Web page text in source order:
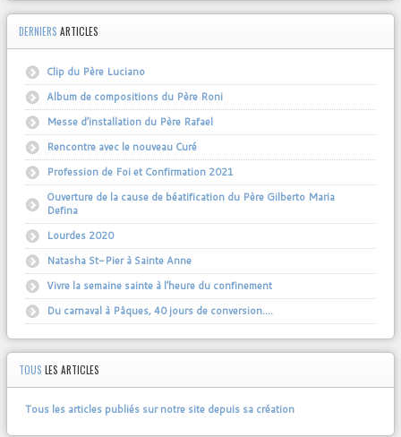
DERNIERS ARTICLES
Clip du Père Luciano
Album de compositions du Père Roni
Messe d’installation du Père Rafael
Rencontre avec le nouveau Curé
Profession de Foi et Confirmation 2021
Ouverture de la cause de béatification du Père Gilberto Maria
Defina
Lourdes 2020
Natasha St-Pier à Sainte Anne
Vivre la semaine sainte à l’heure du confinement
Du carnaval à Pâques, 40 jours de conversion….
TOUS LES ARTICLES
Tous les articles publiés sur notre site depuis sa création